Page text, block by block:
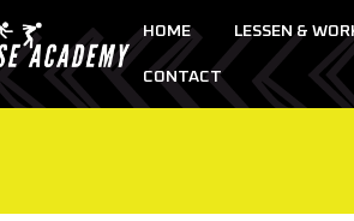
HOME LESSEN &
CONTACT